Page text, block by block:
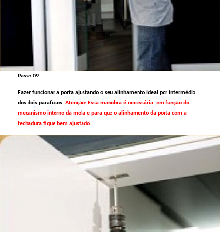
Passo 09
Fazer funcionar a porta ajustando o seu alinhamento ideal por intermédio
dos dois parafusos. Atenção: Essa manobra é necessária em função do
mecanismo interno da mola e para que o alinhamento da porta com a
fechadura fique bem ajustado.